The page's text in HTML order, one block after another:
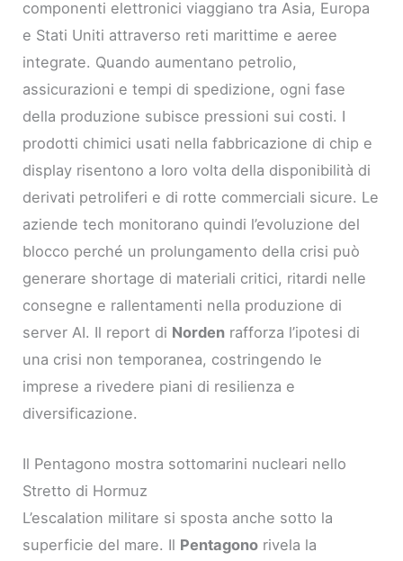
componenti elettronici viaggiano tra Asia, Europa
e Stati Uniti attraverso reti marittime e aeree
integrate. Quando aumentano petrolio,
assicurazioni e tempi di spedizione, ogni fase
della produzione subisce pressioni sui costi. I
prodotti chimici usati nella fabbricazione di chip e
display risentono a loro volta della disponibilità di
derivati petroliferi e di rotte commerciali sicure. Le
aziende tech monitorano quindi l’evoluzione del
blocco perché un prolungamento della crisi può
generare shortage di materiali critici, ritardi nelle
consegne e rallentamenti nella produzione di
server AI. Il report di Norden rafforza l’ipotesi di
una crisi non temporanea, costringendo le
imprese a rivedere piani di resilienza e
diversificazione.
Il Pentagono mostra sottomarini nucleari nello
Stretto di Hormuz
L’escalation militare si sposta anche sotto la
superficie del mare. Il Pentagono rivela la